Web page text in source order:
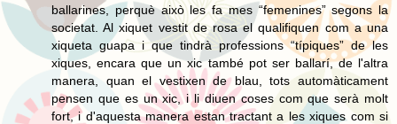
ballarines, perquè això les fa mes “femenines” segons la
societat. Al xiquet vestit de rosa el qualifiquen com a una
xiqueta guapa i que tindrà professions “típiques” de les
xiques, encara que un xic també pot ser ballarí, de l'altra
manera, quan el vestixen de blau, tots automàticament
pensen que es un xic, i li diuen coses com que serà molt
fort, i d'aquesta manera estan tractant a les xiques com si